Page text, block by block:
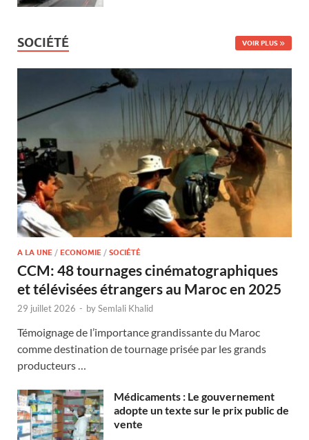
SOCIÉTÉ VOIR PLUS
A LA UNE / ECONOMIE / SOCIÉTÉ
CCM: 48 tournages cinématographiques
et télévisées étrangers au Maroc en 2025
29 juillet 2026 - bySemlali Khalid
Témoignage de l’importance grandissante du Maroc
comme destination de tournage prisée par les grands
producteurs …
Médicaments : Le gouvernement
adopte un texte sur le prix public de
vente